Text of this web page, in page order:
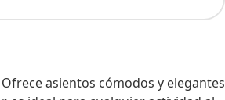
asientos cómodos y elegantes